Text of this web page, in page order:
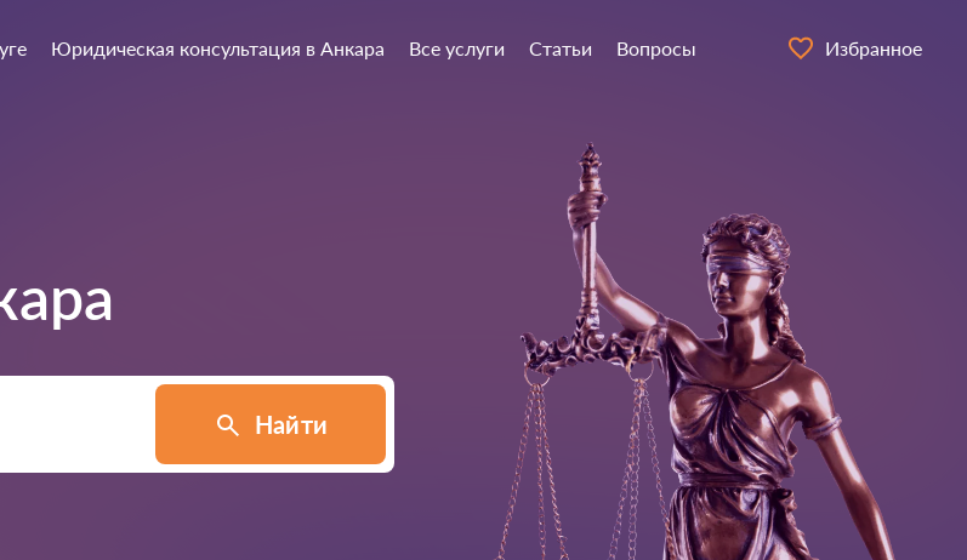
Юридическая консультация в Анкара Все услуги Статьи Вопросы Избранное
Найти